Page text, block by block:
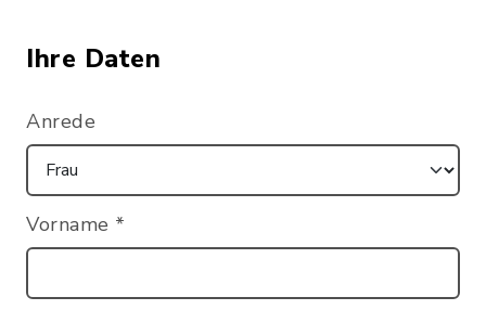
Ihre Daten
Anrede
Vorname *